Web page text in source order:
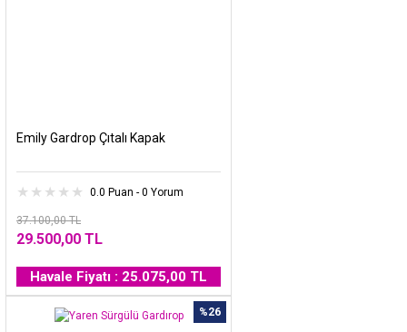
Emily Gardrop Çıtalı Kapak
0.0 Puan - 0 Yorum
37.100,00 TL
29.500,00 TL
Havale Fiyatı : 25.075,00 TL
%26